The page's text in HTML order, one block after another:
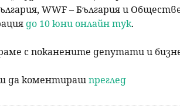
WWF – България и
до 10 юни онлайн тук.
с поканените депутати и
да коментирашпреглед